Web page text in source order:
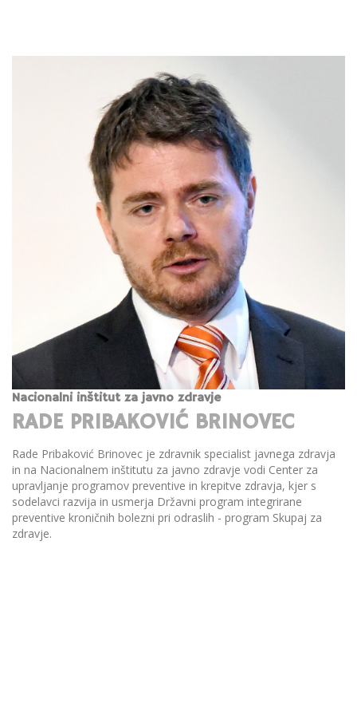
Nacionalni inštitut za javno zdravje
RADE PRIBAKOVIĆ BRINOVEC
Rade Pribaković Brinovec je zdravnik specialist javnega zdravja
in na Nacionalnem inštitutu za javno zdravje vodi Center za
upravljanje programov preventive in krepitve zdravja, kjer s
sodelavci razvija in usmerja Državni program integrirane
preventive kroničnih bolezni pri odraslih - program Skupaj za
zdravje.